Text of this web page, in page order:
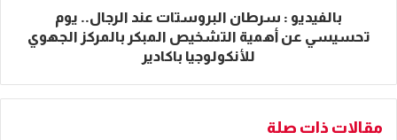
بالفيديو : سرطان البروستات عند الرجال.. يوم
تحسيسي عن أهمية التشخيص المبكر بالمركز الجهوي
للأنكولوجيا باكادير
مقالات ذات صلة